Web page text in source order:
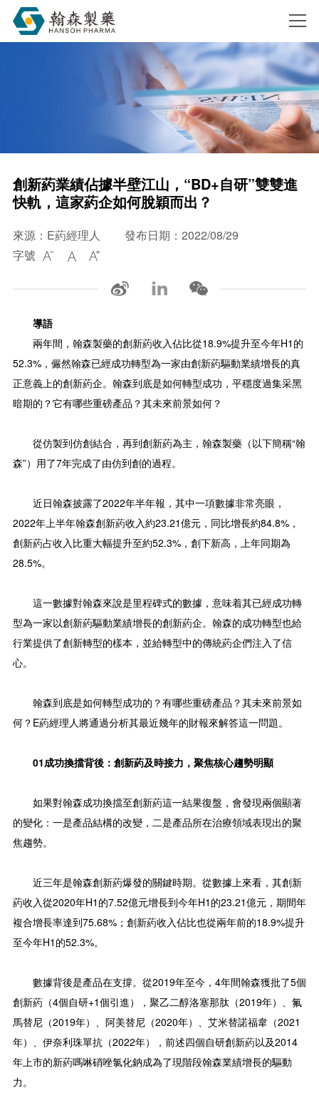
創新葯業績佔據半壁江山，“BD+自研”雙雙進
快軌，這家葯企如何脫穎而出？
來源：E葯經理人
發布日期：2022/08/29
字號
  
導語
兩年間，翰森製藥的創新葯收入佔比從18.9%提升至今年H1的
52.3%，儼然翰森已經成功轉型為一家由創新葯驅動業績增長的真
正意義上的創新葯企。翰森到底是如何轉型成功，平穩度過集采黑
暗期的？它有哪些重磅產品？其未來前景如何？
從仿製到仿創結合，再到創新葯為主，翰森製藥（以下簡稱“翰
森”）用了7年完成了由仿到創的過程。
近日翰森披露了2022年半年報，其中一項數據非常亮眼，
2022年上半年翰森創新葯收入約23.21億元，同比增長約84.8%，
創新葯占收入比重大幅提升至約52.3%，創下新高，上年同期為
28.5%。
這一數據對翰森來說是里程碑式的數據，意味着其已經成功轉
型為一家以創新葯驅動業績增長的創新葯企。翰森的成功轉型也給
行業提供了創新轉型的樣本，並給轉型中的傳統葯企們注入了信
心。
翰森到底是如何轉型成功的？有哪些重磅產品？其未來前景如
何？E葯經理人將通過分析其最近幾年的財報來解答這一問題。
01成功換擋背後：創新葯及時接力，聚焦核心趨勢明顯
如果對翰森成功換擋至創新葯這一結果復盤，會發現兩個顯著
的變化：一是產品結構的改變，二是產品所在治療領域表現出的聚
焦趨勢。
近三年是翰森創新葯爆發的關鍵時期。從數據上來看，其創新
葯收入從2020年H1的7.52億元增長到今年H1的23.21億元，期間年
複合增長率達到75.68%；創新葯收入佔比也從兩年前的18.9%提升
至今年H1的52.3%。
數據背後是產品在支撐。從2019年至今，4年間翰森獲批了5個
創新葯（4個自研+1個引進），聚乙二醇洛塞那肽（2019年）、氟
馬替尼（2019年）、阿美替尼（2020年）、艾米替諾福韋（2021
年）、伊奈利珠單抗（2022年），前述四個自研創新葯以及2014
年上市的新葯嗎啉硝唑氯化鈉成為了現階段翰森業績增長的驅動
力。